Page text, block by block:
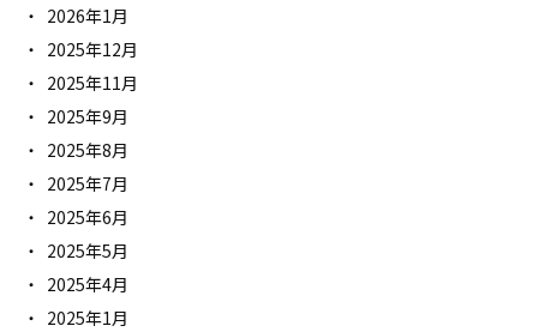
2026年1月
2025年12月
2025年11月
2025年9月
2025年8月
2025年7月
2025年6月
2025年5月
2025年4月
2025年1月